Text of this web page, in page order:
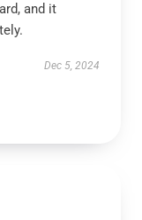
and it
Dec 5, 2024